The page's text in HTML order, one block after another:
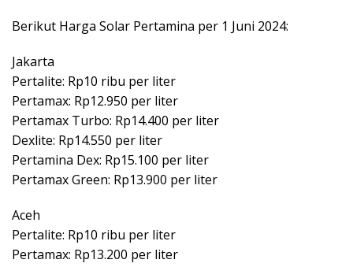
Berikut Harga Solar Pertamina per 1 Juni 2024:
Jakarta
Pertalite: Rp10 ribu per liter
Pertamax: Rp12.950 per liter
Pertamax Turbo: Rp14.400 per liter
Dexlite: Rp14.550 per liter
Pertamina Dex: Rp15.100 per liter
Pertamax Green: Rp13.900 per liter
Aceh
Pertalite: Rp10 ribu per liter
Pertamax: Rp13.200 per liter